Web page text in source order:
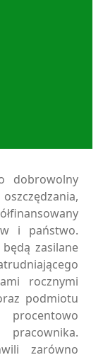
dobrowolny
i państwo.
zasilane
rocznymi
podmiotu
procentowo
zarówno